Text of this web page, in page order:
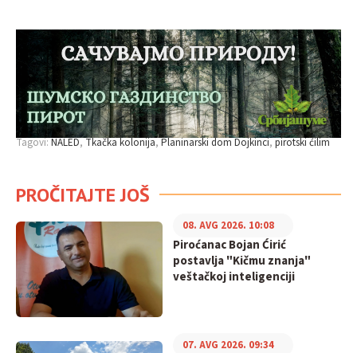
Tagovi:NALED Tkačka kolonija Planinarski dom Dojkinci pirotski ćilim
PROČITAJTE JOŠ
Piroćanac Bojan Ćirić
postavlja "Kičmu znanja"
veštačkoj inteligenciji
08. AVG 2026. 10:08
07. AVG 2026. 09:34